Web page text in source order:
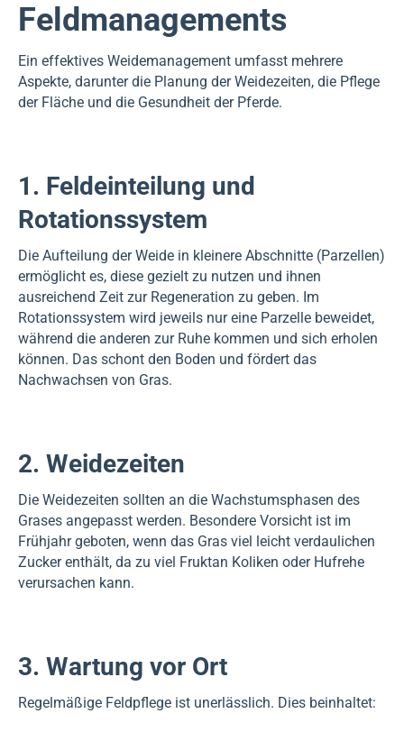
Feldmanagements
Ein effektives Weidemanagement umfasst mehrere
Aspekte, darunter die Planung der Weidezeiten, die Pflege
der Fläche und die Gesundheit der Pferde.
1. Feldeinteilung und
Rotationssystem
Die Aufteilung der Weide in kleinere Abschnitte (Parzellen)
ermöglicht es, diese gezielt zu nutzen und ihnen
ausreichend Zeit zur Regeneration zu geben. Im
Rotationssystem wird jeweils nur eine Parzelle beweidet,
während die anderen zur Ruhe kommen und sich erholen
können. Das schont den Boden und fördert das
Nachwachsen von Gras.
2. Weidezeiten
Die Weidezeiten sollten an die Wachstumsphasen des
Grases angepasst werden. Besondere Vorsicht ist im
Frühjahr geboten, wenn das Gras viel leicht verdaulichen
Zucker enthält, da zu viel Fruktan Koliken oder Hufrehe
verursachen kann.
3. Wartung vor Ort
Regelmäßige Feldpflege ist unerlässlich. Dies beinhaltet: